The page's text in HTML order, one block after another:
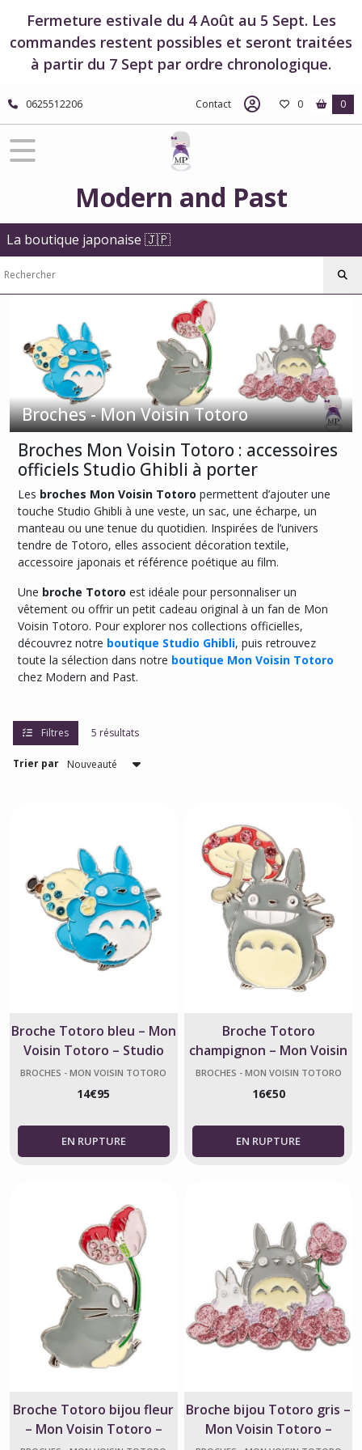
Fermeture estivale du 4 Août au 5 Sept. Les
commandes restent possibles et seront traitées
à partir du 7 Sept par ordre chronologique.
0625512206 Contact 0 0
Modern and Past
La boutique japonaise 🇯🇵
Broches - Mon Voisin Totoro
Broches Mon Voisin Totoro : accessoires
officiels Studio Ghibli à porter
Les broches Mon Voisin Totoro permettent d’ajouter une
touche Studio Ghibli à une veste, un sac, une écharpe, un
manteau ou une tenue du quotidien. Inspirées de l’univers
tendre de Totoro, elles associent décoration textile,
accessoire japonais et référence poétique au film.
Une broche Totoro est idéale pour personnaliser un
vêtement ou offrir un petit cadeau original à un fan de Mon
Voisin Totoro. Pour explorer nos collections officielles,
découvrez notre boutique Studio Ghibli, puis retrouvez
toute la sélection dans notre boutique Mon Voisin Totoro
chez Modern and Past.
Filtres 5 résultats
Trier par
Broche Totoro bleu – Mon
Voisin Totoro – Studio
Ghibli
BROCHES - MON VOISIN TOTORO
14€95
Broche Totoro
champignon – Mon Voisin
Totoro – Ghibli
BROCHES - MON VOISIN TOTORO
16€50
Broche Totoro bijou fleur
– Mon Voisin Totoro –
Broche bijou Totoro gris –
Mon Voisin Totoro –
Fermer
FILTRES
Tous
Boutique
Studio
Totoro
-
Mon
Totoro
Badges
-
Mon
Voisin
Totoro
(3)
Bagues
-
Mon
Voisin
Totoro
(1)
Boîtes
à
bijoux
Mon
Broches
Charms
-
Mon
Voisin
Totoro
-
Mon
Voisin
Totoro
Porte-
clés
-
Straps
-
Mon
Voisin
Totoro
les
résultats